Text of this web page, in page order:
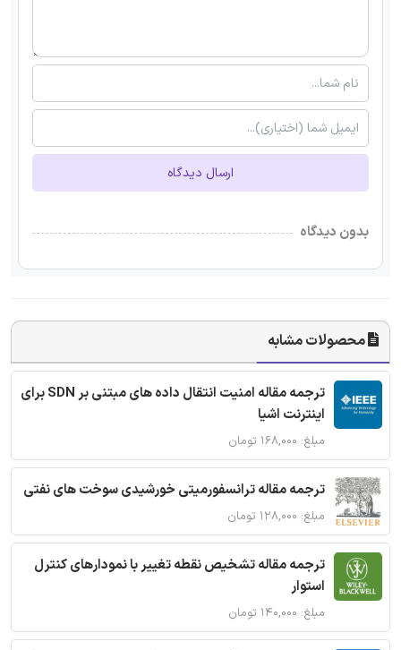
ارسال دیدگاه
بدون دیدگاه
محصولات مشابه
ترجمه مقاله امنیت انتقال داده های مبتنی بر SDN برای
اینترنت اشیا
مبلغ: ۱۶۸,۰۰۰ تومان
ترجمه مقاله ترانسفورمیتی خورشیدی سوخت های نفتی
مبلغ: ۱۲۸,۰۰۰ تومان
ترجمه مقاله تشخیص نقطه تغییر با نمودارهای کنترل
استوار
مبلغ: ۱۴۰,۰۰۰ تومان